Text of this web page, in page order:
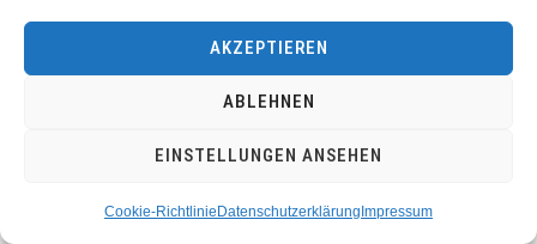
AKZEPTIEREN
ABLEHNEN
EINSTELLUNGEN ANSEHEN
Cookie-Richtlinie Datenschutzerklärung Impressum